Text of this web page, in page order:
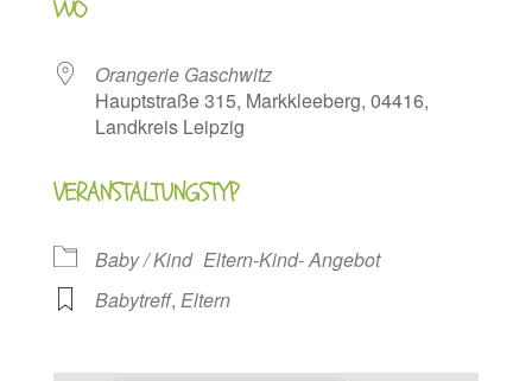
WO
Orangerie Gaschwitz
Hauptstraße 315, Markkleeberg, 04416,
Landkreis Leipzig
VERANSTALTUNGSTYP
Baby / Kind Eltern-Kind- Angebot
Babytreff, Eltern